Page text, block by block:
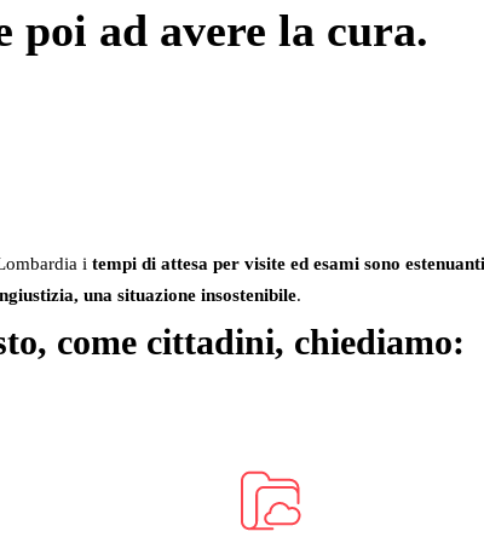
poi ad avere la cura.
i tempi di attesa per visite ed esami sono estenuanti
una situazione insostenibile.
come cittadini, chiediamo: